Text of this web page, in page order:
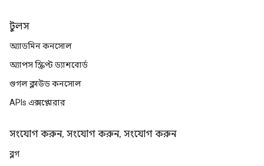
টুলস
অ্যাডমিন কনসোল
অ্যাপস স্ক্রিপ্ট ড্যাশবোর্ড
গুগল ক্লাউড কনসোল
APIs এক্সপ্লোরার
সংযোগ করুন, সংযোগ করুন, সংযোগ করুন
ব্লগ